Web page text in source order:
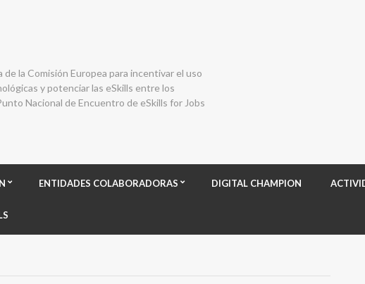
la Comisión Europea para incentivar el uso
y potenciar las eSkills entre los
Nacional de Encuentro de eSkills for Jobs
ENTIDADES COLABORADORAS DIGITAL CHAMPION